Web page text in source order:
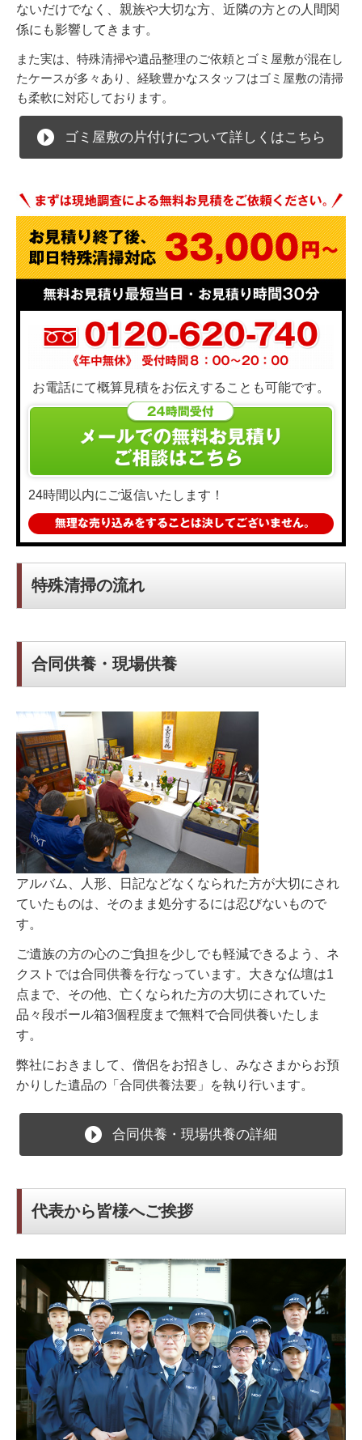
ないだけでなく、親族や大切な方、近隣の方との人間関
係にも影響してきます。
また実は、特殊清掃や遺品整理のご依頼とゴミ屋敷が混在し
たケースが多々あり、経験豊かなスタッフはゴミ屋敷の清掃
も柔軟に対応しております。
ゴミ屋敷の片付けについて詳しくはこちら
お電話にて概算見積をお伝えすることも可能です。
24時間以内にご返信いたします！
特殊清掃の流れ
合同供養・現場供養
アルバム、人形、日記などなくなられた方が大切にされ
ていたものは、そのまま処分するには忍びないもので
す。
ご遺族の方の心のご負担を少しでも軽減できるよう、ネ
クストでは合同供養を行なっています。大きな仏壇は1
点まで、その他、亡くなられた方の大切にされていた
品々段ボール箱3個程度まで無料で合同供養いたしま
す。
弊社におきまして、僧侶をお招きし、みなさまからお預
かりした遺品の「合同供養法要」を執り行います。
合同供養・現場供養の詳細
代表から皆様へご挨拶